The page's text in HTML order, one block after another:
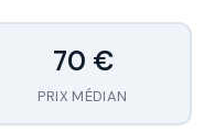
70 €
PRIX MÉDIAN